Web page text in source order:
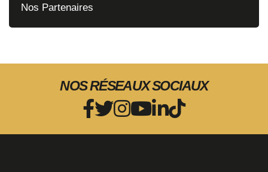
Nos Partenaires
NOS RÉSEAUX SOCIAUX